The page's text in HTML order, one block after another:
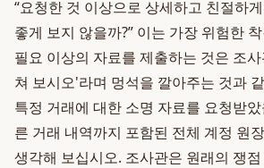
“요청한 것 이상으로 상세하고 친절하
좋게 보지 않을까?” 이는 가장 위험한
필요 이상의 자료를 제출하는 것은 조
쳐 보시오'라며 멍석을 깔아주는 것과
특정 거래에 대한 소명 자료를 요청받
른 거래 내역까지 포함된 전체 계정 원
생각해 보십시오. 조사관은 원래의 쟁